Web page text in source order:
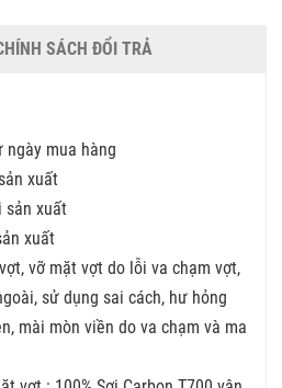
SÁCH ĐỔI TRẢ
ngày mua hàng
xuất
sản xuất
xuất
vỡ mặt vợt do lỗi va chạm vợt,
sử dụng sai cách, hư hỏng
mài mòn viền do va chạm và ma